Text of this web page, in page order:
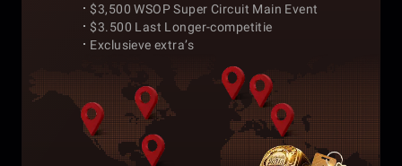
$3,500 WSOP Super Circuit Main Event
$3.500 Last Longer-competitie
Exclusieve extra’s